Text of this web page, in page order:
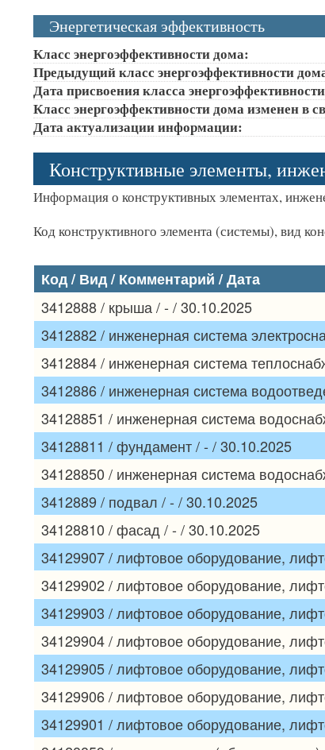
Энергетическая эффективность
Класс энергоэффективности дома:
Предыдущий класс энергоэффективности
Дата присвоения класса
Класс энергоэффективности дома изменен в
Дата актуализации информации:
Конструктивные элементы,
Информация о конструктивных элементах,
Код конструктивного элемента (системы), вид
Код / Вид / Комментарий / Дата
3412888 / крыша / - / 30.10.2025
3412882 / инженерная система
3412884 / инженерная система
3412886 / инженерная система
34128851 / инженерная система
34128811 / фундамент / - / 30.10.2025
34128850 / инженерная система
3412889 / подвал / - / 30.10.2025
34128810 / фасад / - / 30.10.2025
34129907 / лифтовое оборудование,
34129902 / лифтовое оборудование,
34129903 / лифтовое оборудование,
34129904 / лифтовое оборудование,
34129905 / лифтовое оборудование,
34129906 / лифтовое оборудование,
34129901 / лифтовое оборудование,